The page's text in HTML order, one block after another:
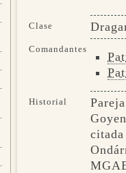
Clase
Comandantes
Historial